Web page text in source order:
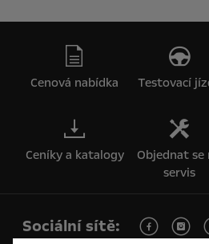
Cenová nabídka Testovací
Ceníky a katalogy
Objednat se
servis
Sociální sítě: